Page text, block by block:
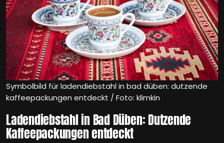
Symbolbild für ladendiebstahl in bad düben: dutzende
kaffeepackungen entdeckt / Foto: klimkin
Ladendiebstahl in Bad Düben: Dutzende
Kaffeepackungen entdeckt